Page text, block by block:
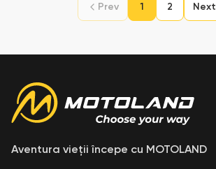
Prev 1 2 Next
Aventura vieții începe cu MOTOLAND